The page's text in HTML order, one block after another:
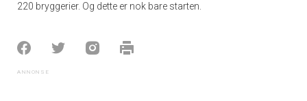
220 bryggerier. Og dette er nok bare starten.